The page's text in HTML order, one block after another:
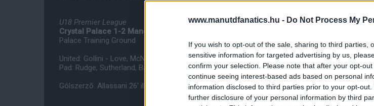
www.manutdfanatics.hu - Do Not Process My
If you wish to opt-out of the sale, sharing to third parties,
sensitive information for targeted advertising by us,
confirm your selection. Please note that after your opt-
continue seeing interest-based ads based on personal
information disclosed to third parties prior to your opt-
further disclosure of your personal information by third
U18 Premier League
Crystal Palace 1-2 Manchester United
Palace Training Ground
United: Gollini - Love, McNair, Ioannou, Evans - Pereira, Grimshaw, Pearson, Daehli - Byrne,
Pad: Rudge, Sutherland, Barmby, Willock, Fletcher.
Gólszerzõ: Allassani 26' illetve Iouannou 7' Pearson 72'